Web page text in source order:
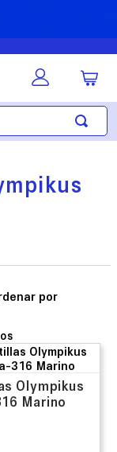
Olympikus
Marino